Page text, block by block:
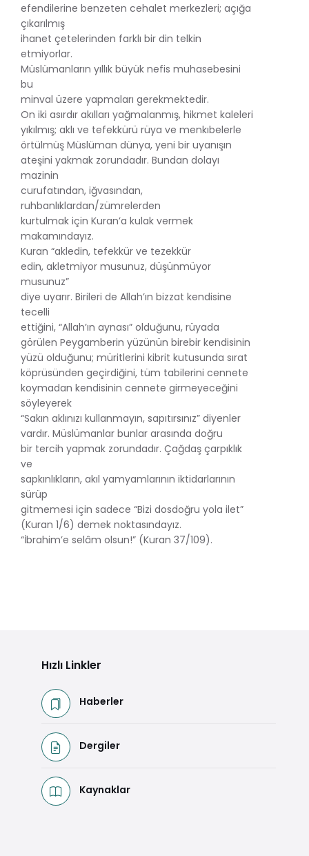
efendilerine benzeten cehalet merkezleri; açığa
çıkarılmış
ihanet çetelerinden farklı bir din telkin
etmiyorlar.
Müslümanların yıllık büyük nefis muhasebesini
bu
minval üzere yapmaları gerekmektedir.
On iki asırdır akılları yağmalanmış, hikmet kaleleri
yıkılmış; aklı ve tefekkürü rüya ve menkıbelerle
örtülmüş Müslüman dünya, yeni bir uyanışın
ateşini yakmak zorundadır. Bundan dolayı
mazinin
curufatından, iğvasından,
ruhbanlıklardan/zümrelerden
kurtulmak için Kuran’a kulak vermek
makamındayız.
Kuran “akledin, tefekkür ve tezekkür
edin, akletmiyor musunuz, düşünmüyor
musunuz”
diye uyarır. Birileri de Allah’ın bizzat kendisine
tecelli
ettiğini, “Allah’ın aynası” olduğunu, rüyada
görülen Peygamberin yüzünün birebir kendisinin
yüzü olduğunu; müritlerini kibrit kutusunda sırat
köprüsünden geçirdiğini, tüm tabilerini cennete
koymadan kendisinin cennete girmeyeceğini
söyleyerek
“Sakın aklınızı kullanmayın, sapıtırsınız” diyenler
vardır. Müslümanlar bunlar arasında doğru
bir tercih yapmak zorundadır. Çağdaş çarpıklık
ve
sapkınlıkların, akıl yamyamlarının iktidarlarının
sürüp
gitmemesi için sadece “Bizi dosdoğru yola ilet”
(Kuran 1/6) demek noktasındayız.
“İbrahim’e selâm olsun!” (Kuran 37/109).
Hızlı Linkler
Haberler
Dergiler
Kaynaklar